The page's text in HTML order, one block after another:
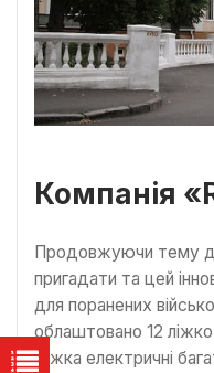
Компанія
Продовжуючи тему
пригадати та цей
для поранених
облаштовано 12
Ліжка електричні